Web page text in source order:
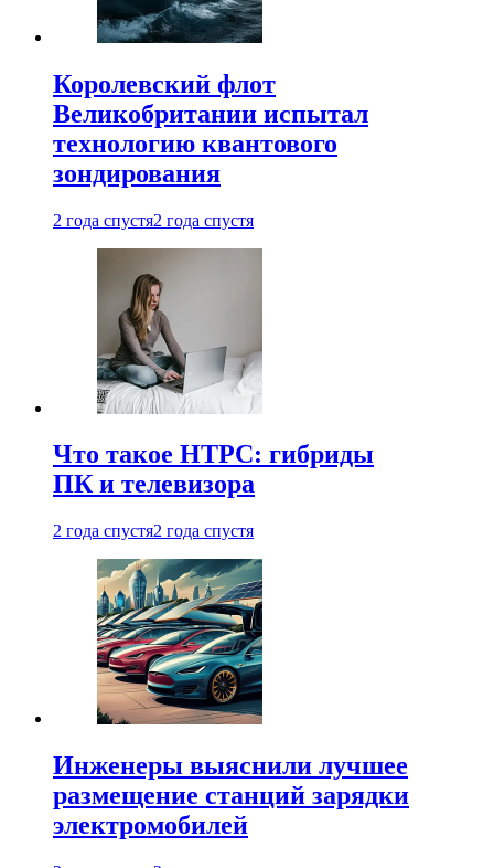
Королевский флот
Великобритании испытал
технологию квантового
зондирования
2 года спустя2 года спустя
Что такое HTPC: гибриды
ПК и телевизора
2 года спустя2 года спустя
Инженеры выяснили лучшее
размещение станций зарядки
электромобилей